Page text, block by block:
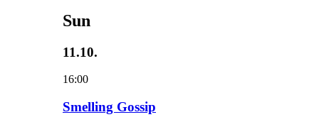
Sun
11.10.
16:00
Smelling Gossip